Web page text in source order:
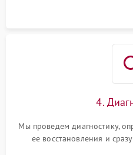
4.
Мы проведем диагностику,
ее восстановления и